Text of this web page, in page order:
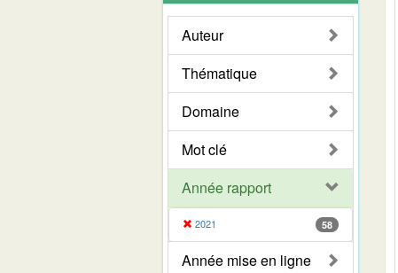
Auteur
Thématique
Domaine
Mot clé
Année rapport
2021 58
Année mise en ligne